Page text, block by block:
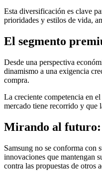
Esta diversificación es clave
prioridades y estilos de vida,
El segmento
Desde una perspectiva
dinamismo a una exigencia
compra.
La creciente competencia en
mercado tiene recorrido y que
Mirando al futuro:
Samsung no se conforma con
innovaciones que mantengan
contra las propuestas de otros